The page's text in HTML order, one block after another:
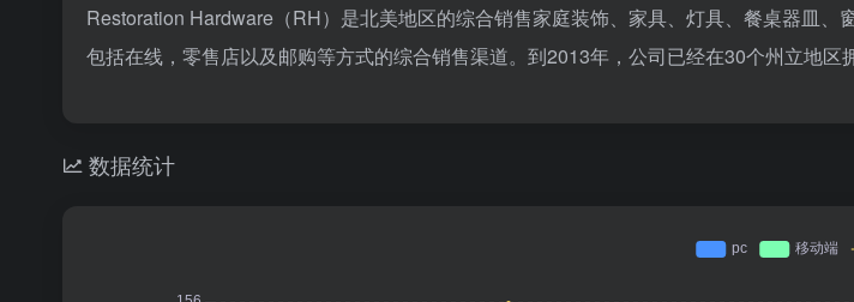
Restoration Hardware（RH）是北美地区的综合销售家庭装饰、家具、灯具、餐桌器皿
包括在线，零售店以及邮购等方式的综合销售渠道。到2013年，公司已经在30个州立地区
数据统计